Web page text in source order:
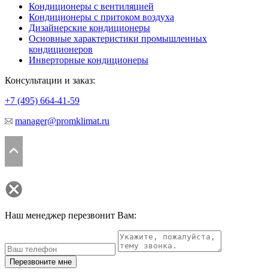
Кондиционеры с вентиляцией
Кондиционеры с притоком воздуха
Дизайнерские кондиционеры
Основные характеристики промышленных
кондиционеров
Инверторные кондиционеры
Консультации и заказ:
+7 (495) 664-41-59
manager@promklimat.ru
Наш менеджер перезвонит Вам:
Перезвоните мне